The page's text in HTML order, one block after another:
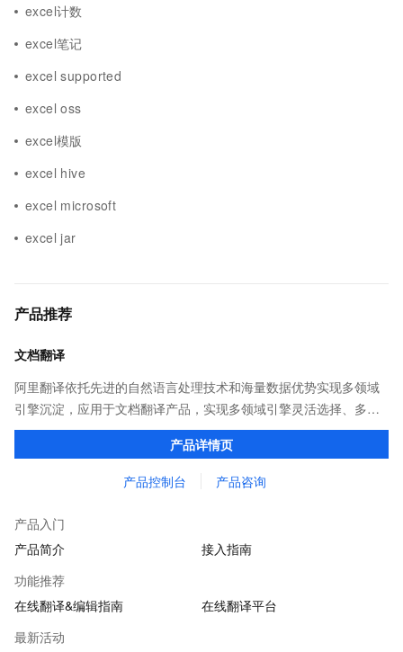
excel计数
excel笔记
excel supported
excel oss
excel模版
excel hive
excel microsoft
excel jar
产品推荐
文档翻译
阿里翻译依托先进的自然语言处理技术和海量数据优势实现多领域
引擎沉淀，应用于文档翻译产品，实现多领域引擎灵活选择、多类
型文档格式覆盖，译后文档保持原格式排版。并提供在线编辑平
台，可以对译后内容进行在线编辑。
产品详情页
产品控制台 产品咨询
产品入门
产品简介
接入指南
功能推荐
在线翻译&编辑指南
在线翻译平台
最新活动